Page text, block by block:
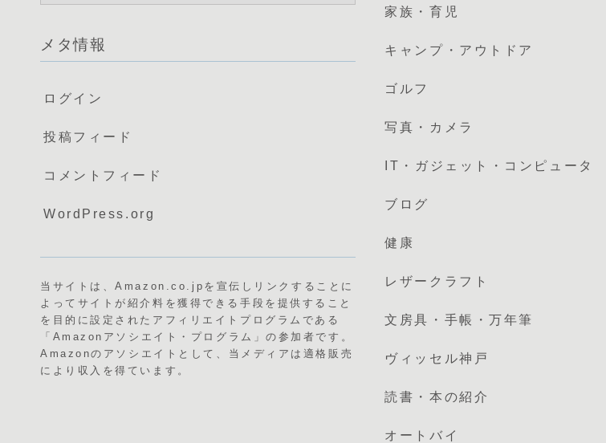
メタ情報
ログイン
投稿フィード
コメントフィード
WordPress.org
当サイトは、Amazon.co.jpを宣伝しリンクすることに
よってサイトが紹介料を獲得できる手段を提供すること
を目的に設定されたアフィリエイトプログラムである
「Amazonアソシエイト・プログラム」の参加者です。
Amazonのアソシエイトとして、当メディアは適格販売
により収入を得ています。
家族・育児
キャンプ・アウトドア
ゴルフ
写真・カメラ
IT・ガジェット・コンピュータ
ブログ
健康
レザークラフト
文房具・手帳・万年筆
ヴィッセル神戸
読書・本の紹介
オートバイ